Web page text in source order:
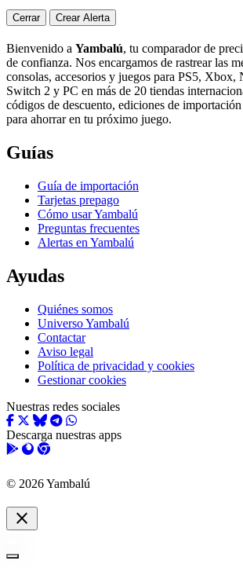
Cerrar Crear Alerta
Bienvenido a Yambalú, tu comparador de
de confianza. Nos encargamos de rastrear las
consolas, accesorios y juegos para PS5, Xbox,
Switch 2 y PC en más de 20 tiendas
códigos de descuento, ediciones de
para ahorrar en tu próximo juego.
Guías
Guía de importación
Tarjetas prepago
Cómo usar Yambalú
Preguntas frecuentes
Alertas en Yambalú
Ayudas
Quiénes somos
Universo Yambalú
Contactar
Aviso legal
Política de privacidad y cookies
Gestionar cookies
Nuestras redes sociales
Descarga nuestras apps
© 2026 Yambalú
close